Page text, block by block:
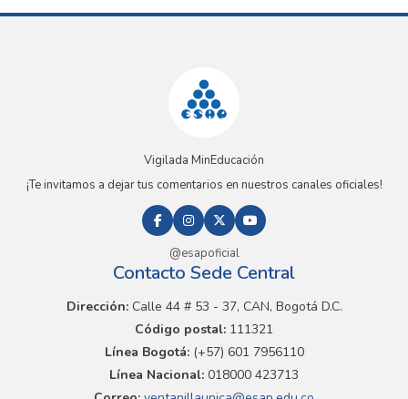
Vigilada MinEducación
¡Te invitamos a dejar tus comentarios en nuestros canales oficiales!
@esapoficial
Contacto Sede Central
Dirección:Calle 44 # 53 - 37, CAN, Bogotá D.C.
Código postal: 111321
Línea Bogotá:(+57) 601 7956110
Línea Nacional: 018000 423713